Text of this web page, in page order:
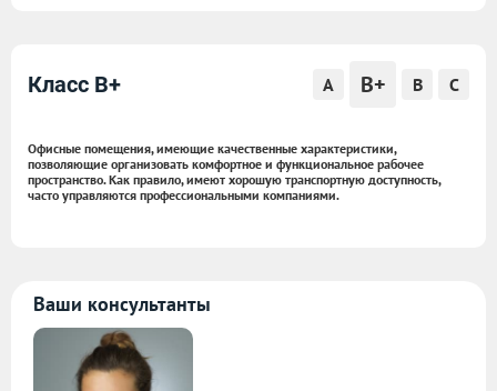
Класс B+ A B+ B C
Офисные помещения, имеющие качественные характеристики,
позволяющие организовать комфортное и функциональное рабочее
пространство. Как правило, имеют хорошую транспортную доступность,
часто управляются профессиональными компаниями.
Ваши консультанты